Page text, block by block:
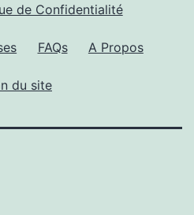
de Confidentialité
FAQs A Propos
du site